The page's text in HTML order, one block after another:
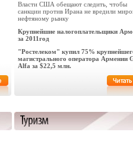
Власти США обещают следить, чтобы
санкции против Ирана не вредили
нефтяному рынку
Крупнейшие налогоплательщики
за 2011год
"Ростелеком" купил 75%
магистрального оператора Армении
Alfa за $22,5 млн.